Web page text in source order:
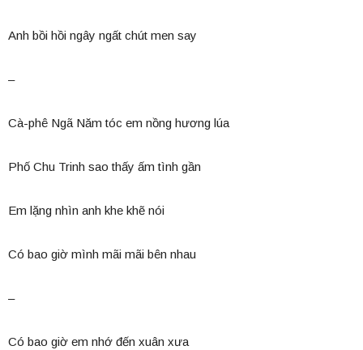
Anh bồi hồi ngây ngất chút men say
–
Cà-phê Ngã Năm tóc em nồng hương lúa
Phố Chu Trinh sao thấy ấm tình gần
Em lặng nhìn anh khe khẽ nói
Có bao giờ mình mãi mãi bên nhau
–
Có bao giờ em nhớ đến xuân xưa